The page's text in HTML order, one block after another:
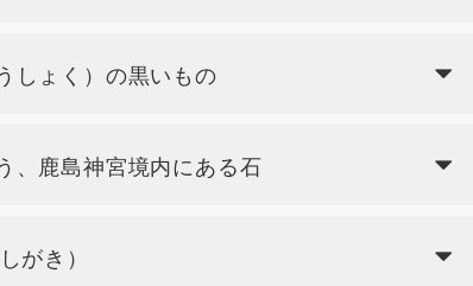
しょく）の黒いもの
鹿島神宮境内にある石
がき）